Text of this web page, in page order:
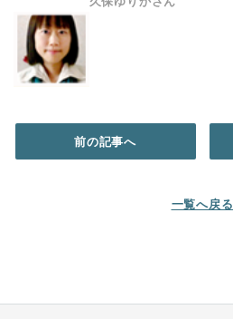
前の記事へ
一覧へ戻る